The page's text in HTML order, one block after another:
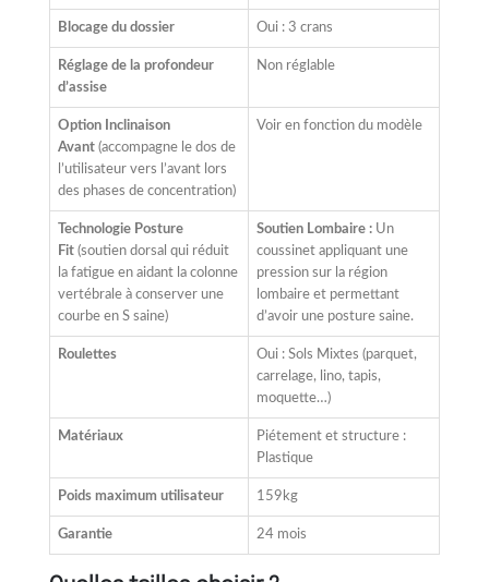
Blocage du dossier Oui : 3 crans
Réglage de la profondeur
d’assise
Non réglable
Option Inclinaison
Avant (accompagne le dos de
l’utilisateur vers l’avant lors
des phases de concentration)
Voir en fonction du modèle
Technologie Posture
Fit (soutien dorsal qui réduit
la fatigue en aidant la colonne
vertébrale à conserver une
courbe en S saine)
Soutien Lombaire : Un
coussinet appliquant une
pression sur la région
lombaire et permettant
d’avoir une posture saine.
Roulettes
Oui : Sols Mixtes (parquet,
carrelage, lino, tapis,
moquette…)
Matériaux
Piétement et structure :
Plastique
Poids maximum utilisateur 159kg
Garantie 24 mois